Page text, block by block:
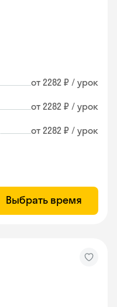
от 2282 ₽ / урок
от 2282 ₽ / урок
от 2282 ₽ / урок
Выбрать время